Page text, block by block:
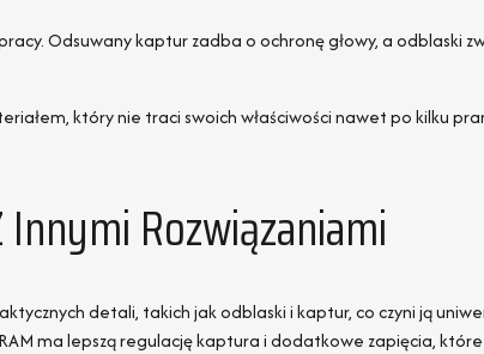
Odsuwany kaptur zadba o ochronę głowy, a odblaski
który nie traci swoich właściwości nawet po kilku
Rozwiązaniami
detali, takich jak odblaski i kaptur, co czyni ją
ma lepszą regulację kaptura i dodatkowe zapięcia,